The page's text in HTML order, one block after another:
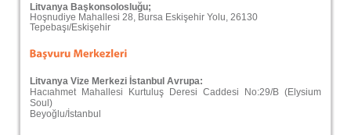
Litvanya Başkonsolosluğu;
Hoşnudiye Mahallesi 28, Bursa Eskişehir Yolu, 26130
Tepebaşı/Eskişehir
Litvanya Vize Merkezi İstanbul Avrupa:
Hacıahmet Mahallesi Kurtuluş Deresi Caddesi No:29/B (Elysium
Soul)
Beyoğlu/İstanbul